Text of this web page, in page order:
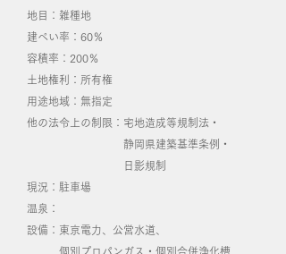
地目：雑種地
建ぺい率：60％
容積率：200％
土地権利：所有権
用途地域：無指定
他の法令上の制限：宅地造成等規制法・
静岡県建築基準条例・
日影規制
現況：駐車場
温泉：
設備：東京電力、公営水道、
個別プロパンガス・個別合併浄化槽